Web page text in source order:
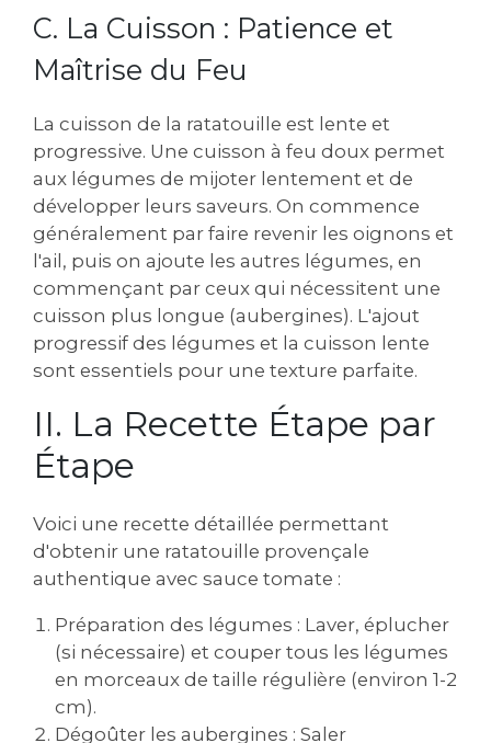
C. La Cuisson : Patience et
Maîtrise du Feu
La cuisson de la ratatouille est lente et
progressive. Une cuisson à feu doux permet
aux légumes de mijoter lentement et de
développer leurs saveurs. On commence
généralement par faire revenir les oignons et
l'ail‚ puis on ajoute les autres légumes‚ en
commençant par ceux qui nécessitent une
cuisson plus longue (aubergines). L'ajout
progressif des légumes et la cuisson lente
sont essentiels pour une texture parfaite.
II. La Recette Étape par
Étape
Voici une recette détaillée permettant
d'obtenir une ratatouille provençale
authentique avec sauce tomate :
Préparation des légumes : Laver‚ éplucher
(si nécessaire) et couper tous les légumes
en morceaux de taille régulière (environ 1-2
cm).
Dégoûter les aubergines : Saler